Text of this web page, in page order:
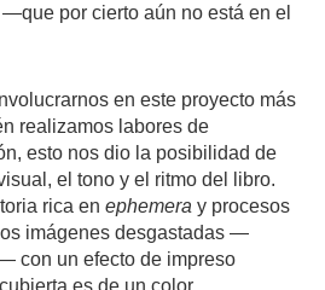
por cierto aún no está en el
en este proyecto más
realizamos labores de
esto nos dio la posibilidad de
el tono y el ritmo del libro.
rica enephemera y procesos
imágenes desgastadas —
con un efecto de impreso
es de un color